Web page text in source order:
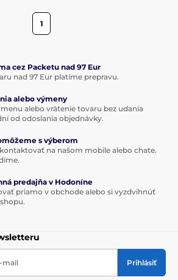
1
cez Packetu nad 97 Eur
nad 97 Eur platíme prepravu.
alebo výmeny
alebo vrátenie tovaru bez udania
od odoslania objednávky.
s výberom
na našom mobile alebo chate.
predajňa v Hodoníne
priamo v obchode alebo si vyzdvihnúť
mail Prihlásiť